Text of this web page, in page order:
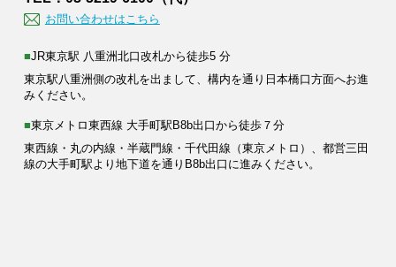
お問い合わせはこちら
■JR東京駅 八重洲北口改札から徒歩5 分
東京駅八重洲側の改札を出まして、構内を通り日本橋口方面へお進
みください。
■東京メトロ東西線 大手町駅B8b出口から徒歩７分
東西線・丸の内線・半蔵門線・千代田線（東京メトロ）、都営三田
線の大手町駅より地下道を通りB8b出口に進みください。